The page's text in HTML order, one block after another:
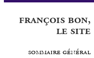
françois bon,
le site
sommaire général